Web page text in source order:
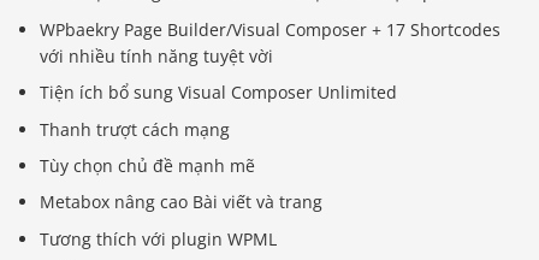
WPbaekry Page Builder/Visual Composer + 17 Shortcodes
với nhiều tính năng tuyệt vời
Tiện ích bổ sung Visual Composer Unlimited
Thanh trượt cách mạng
Tùy chọn chủ đề mạnh mẽ
Metabox nâng cao Bài viết và trang
Tương thích với plugin WPML